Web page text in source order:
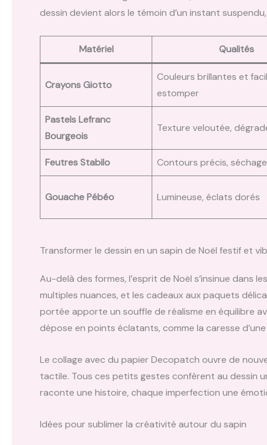
dessin devient alors le témoin d’un instant
Matériel Qualités
Crayons Giotto
Couleurs brillantes et
estomper
Pastels Lefranc
Bourgeois
Texture veloutée,
Feutres Stabilo Contours précis,
Gouache Pébéo Lumineuse, éclats dorés
Transformer le dessin en un sapin de Noël festif et
Au-delà des formes, l’esprit de Noël s’insinue dans
multiples nuances, et les cadeaux aux paquets
portée apporte un souffle de réalisme en équilibre
dépose en points éclatants, comme la caresse
Le collage avec du papier Decopatch ouvre de
tactile. Tous ces petits gestes confèrent au dessin
raconte une histoire, chaque imperfection une
Idées pour sublimer la créativité autour du sapin